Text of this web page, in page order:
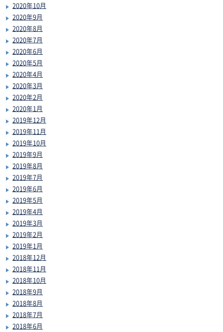
2020年10月
2020年9月
2020年8月
2020年7月
2020年6月
2020年5月
2020年4月
2020年3月
2020年2月
2020年1月
2019年12月
2019年11月
2019年10月
2019年9月
2019年8月
2019年7月
2019年6月
2019年5月
2019年4月
2019年3月
2019年2月
2019年1月
2018年12月
2018年11月
2018年10月
2018年9月
2018年8月
2018年7月
2018年6月